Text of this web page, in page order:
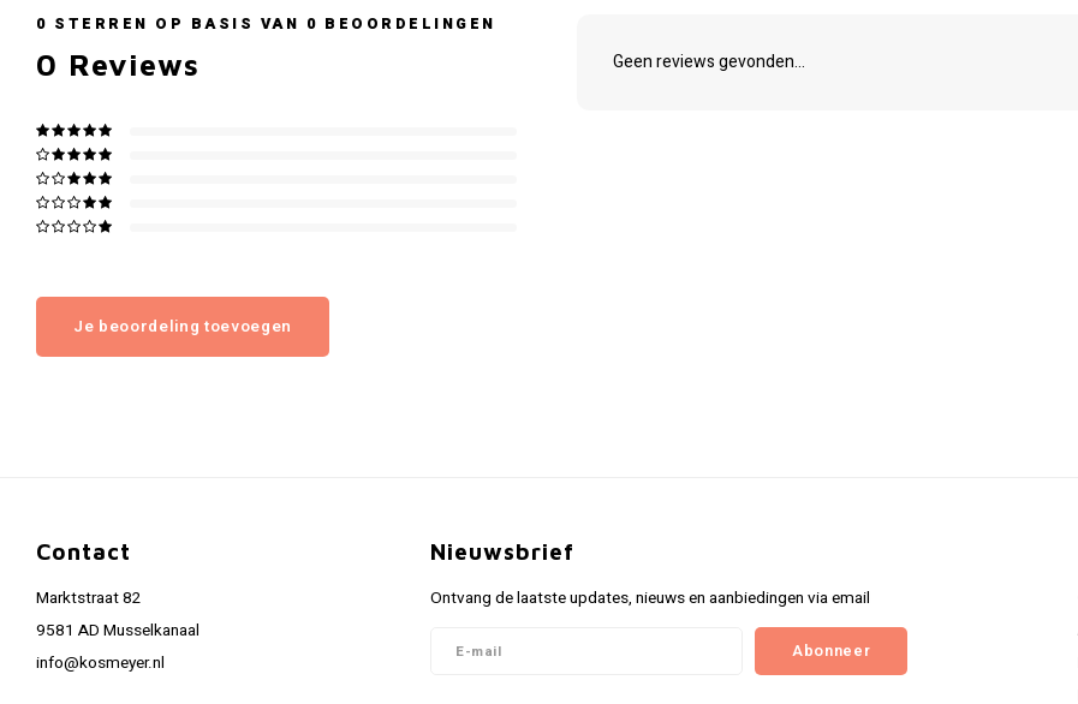
0 STERREN OP BASIS VAN 0 BEOORDELINGEN
0 Reviews
Je beoordeling toevoegen
Geen reviews gevonden...
Contact
Marktstraat 82
9581 AD Musselkanaal
info@kosmeyer.nl
Nieuwsbrief
Ontvang de laatste updates, nieuws en aanbiedingen via email
Abonneer